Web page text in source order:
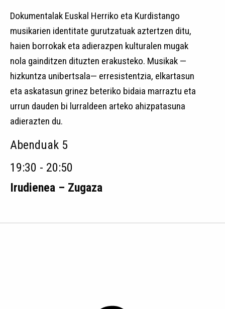
Dokumentalak Euskal Herriko eta Kurdistango
musikarien identitate gurutzatuak aztertzen ditu,
haien borrokak eta adierazpen kulturalen mugak
nola gainditzen dituzten erakusteko. Musikak —
hizkuntza unibertsala— erresistentzia, elkartasun
eta askatasun grinez beteriko bidaia marraztu eta
urrun dauden bi lurraldeen arteko ahizpatasuna
adierazten du.
Abenduak 5
19:30 - 20:50
Irudienea – Zugaza